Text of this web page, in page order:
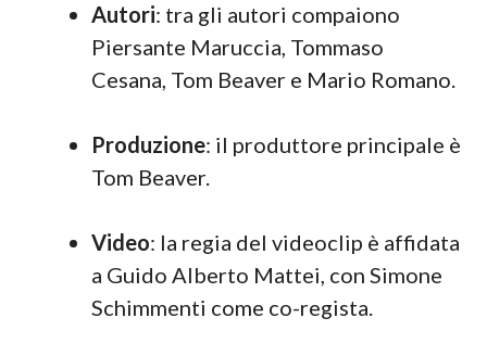
Autori: tra gli autori compaiono
Piersante Maruccia, Tommaso
Cesana, Tom Beaver e Mario Romano.
Produzione: il produttore principale è
Tom Beaver.
Video: la regia del videoclip è affidata
a Guido Alberto Mattei, con Simone
Schimmenti come co-regista.